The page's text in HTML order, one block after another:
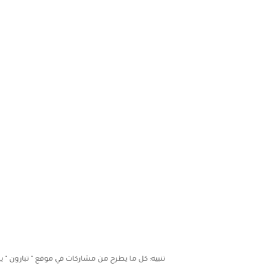
تنبيه: كل ما يطرح من مشاركات في موقع " تبارون " يمثل رأي